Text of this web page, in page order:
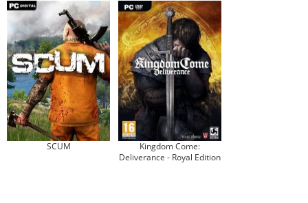
SCUM
Kingdom Come:
Deliverance - Royal Edition